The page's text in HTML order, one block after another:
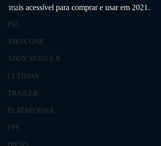
PS4
PS5
XBOX ONE
XBOX SERIES X
ÚLTIMAS
TRAILER
PLATAFORMA
FPS
mais acessível para comprar e usar em 2021.